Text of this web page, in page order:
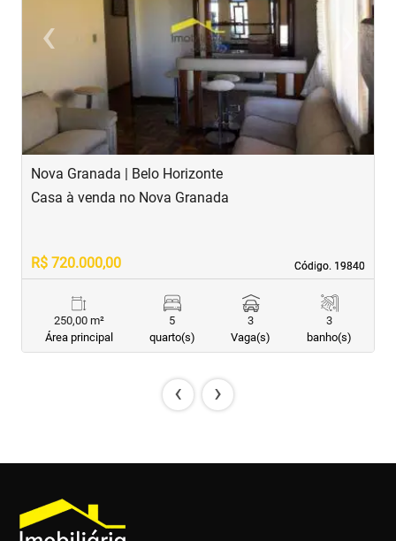
‹Previous Next
Nova Granada | Belo Horizonte
Código. 19840
Código. 19840
Casa à venda no Nova Granada
R$ 720.000,00
250,00 m²
Área principal
5
quarto(s)
3
Vaga(s)
3
banho(s)
‹ ›